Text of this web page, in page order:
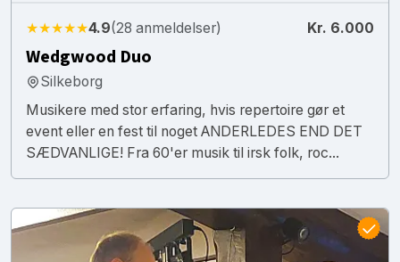
★★★★★4.9(28 anmeldelser) Kr. 6.000
Wedgwood Duo
Silkeborg
Musikere med stor erfaring, hvis repertoire gør et
event eller en fest til noget ANDERLEDES END DET
SÆDVANLIGE! Fra 60'er musik til irsk folk, roc...